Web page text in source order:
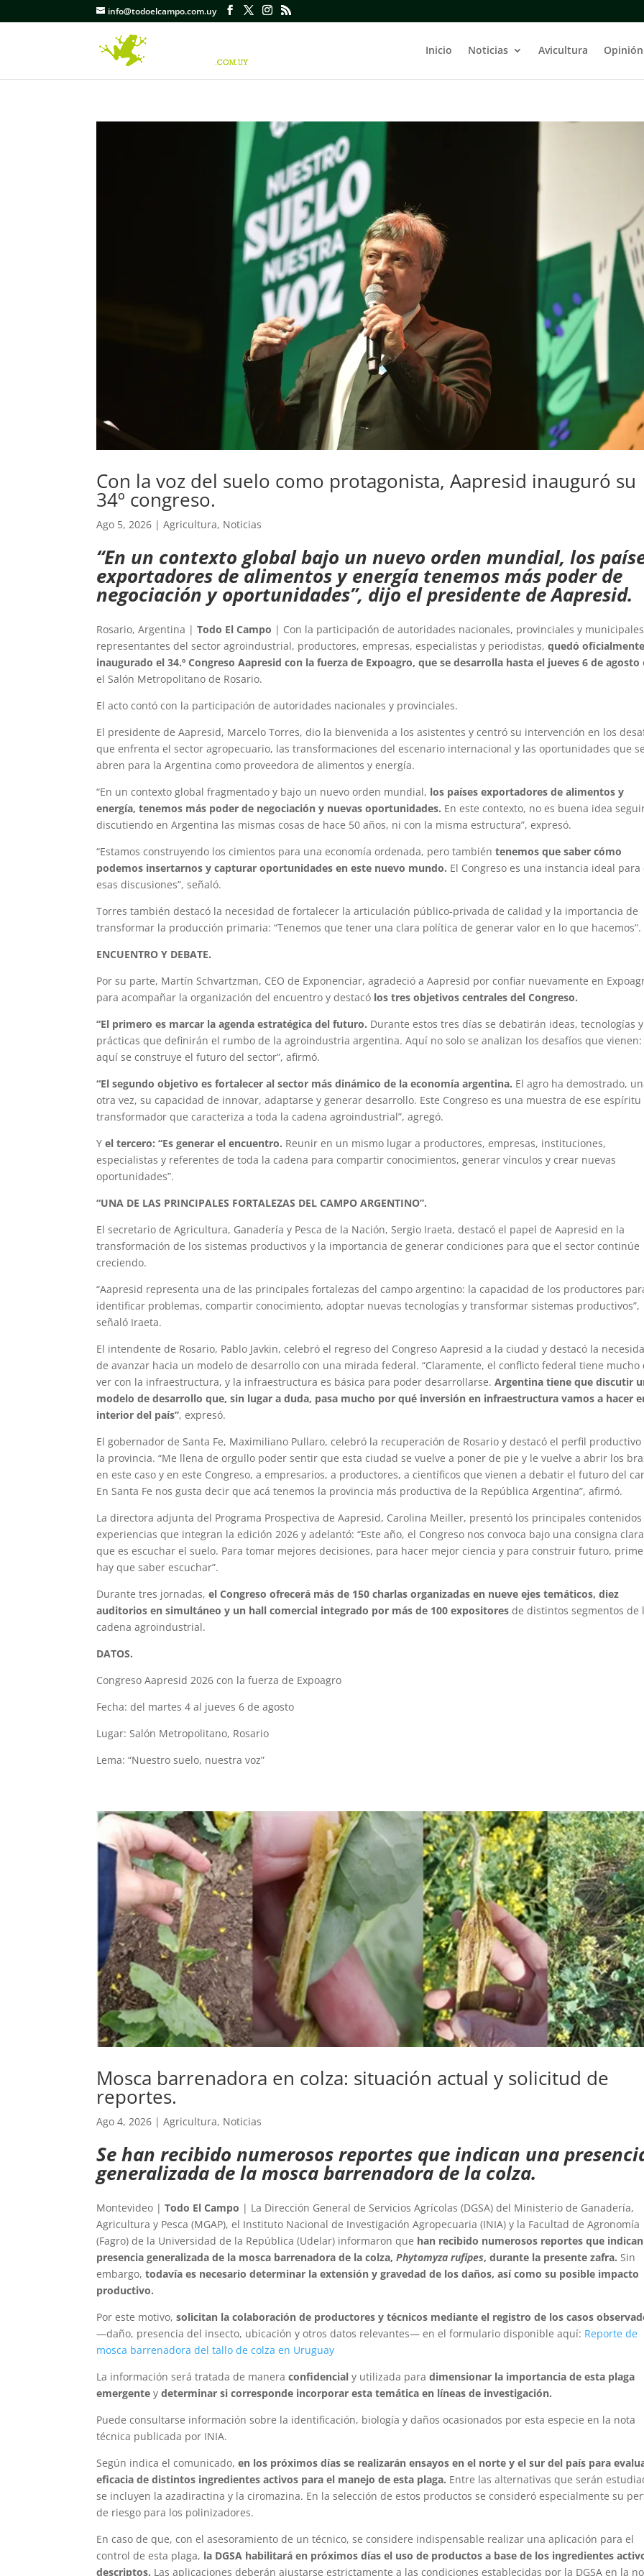
info@todoelcampo.com.uy
Inicio Noticias Avicultura Opinión
Con la voz del suelo como protagonista, Aapresid inauguró su
34º congreso.
Ago 5, 2026 |Agricultura, Noticias
“En un contexto global bajo un nuevo orden mundial, los
exportadores de alimentos y energía tenemos más poder de
negociación y oportunidades”, dijo el presidente de Aapresid.
Rosario, Argentina |Todo El Campo | Con la participación de autoridades nacionales, provinciales y
representantes del sector agroindustrial, productores, empresas, especialistas y periodistas,quedó
inaugurado el 34.º Congreso Aapresid con la fuerza de Expoagro, que se desarrolla hasta el jueves 6 de agosto
el Salón Metropolitano de Rosario.
El acto contó con la participación de autoridades nacionales y provinciales.
El presidente de Aapresid, Marcelo Torres, dio la bienvenida a los asistentes y centró su intervención en los
que enfrenta el sector agropecuario, las transformaciones del escenario internacional y las oportunidades que
abren para la Argentina como proveedora de alimentos y energía.
“En un contexto global fragmentado y bajo un nuevo orden mundial, los países exportadores de alimentos y
energía, tenemos más poder de negociación y nuevas oportunidades. En este contexto, no es buena idea
discutiendo en Argentina las mismas cosas de hace 50 años, ni con la misma estructura”, expresó.
“Estamos construyendo los cimientos para una economía ordenada, pero tambiéntenemos que saber cómo
podemos insertarnos y capturar oportunidades en este nuevo mundo. El Congreso es una instancia ideal para
esas discusiones”, señaló.
Torres también destacó la necesidad de fortalecer la articulación público-privada de calidad y la importancia de
transformar la producción primaria: “Tenemos que tener una clara política de generar valor en lo que hacemos”.
ENCUENTRO Y DEBATE.
Por su parte, Martín Schvartzman, CEO de Exponenciar, agradeció a Aapresid por confiar nuevamente en
para acompañar la organización del encuentro y destacó los tres objetivos centrales del Congreso.
“El primero es marcar la agenda estratégica del futuro. Durante estos tres días se debatirán ideas, tecnologías y
prácticas que definirán el rumbo de la agroindustria argentina. Aquí no solo se analizan los desafíos que vienen:
aquí se construye el futuro del sector”, afirmó.
“El segundo objetivo es fortalecer al sector más dinámico de la economía argentina. El agro ha demostrado,
otra vez, su capacidad de innovar, adaptarse y generar desarrollo. Este Congreso es una muestra de ese espíritu
transformador que caracteriza a toda la cadena agroindustrial”, agregó.
Yel tercero: “Es generar el encuentro. Reunir en un mismo lugar a productores, empresas, instituciones,
especialistas y referentes de toda la cadena para compartir conocimientos, generar vínculos y crear nuevas
oportunidades”.
“UNA DE LAS PRINCIPALES FORTALEZAS DEL CAMPO ARGENTINO”.
El secretario de Agricultura, Ganadería y Pesca de la Nación, Sergio Iraeta, destacó el papel de Aapresid en la
transformación de los sistemas productivos y la importancia de generar condiciones para que el sector continúe
creciendo.
“Aapresid representa una de las principales fortalezas del campo argentino: la capacidad de los productores
identificar problemas, compartir conocimiento, adoptar nuevas tecnologías y transformar sistemas productivos”,
señaló Iraeta.
El intendente de Rosario, Pablo Javkin, celebró el regreso del Congreso Aapresid a la ciudad y destacó la
de avanzar hacia un modelo de desarrollo con una mirada federal. “Claramente, el conflicto federal tiene mucho
ver con la infraestructura, y la infraestructura es básica para poder desarrollarse.Argentina tiene que discutir
modelo de desarrollo que, sin lugar a duda, pasa mucho por qué inversión en infraestructura vamos a hacer
interior del país”, expresó.
El gobernador de Santa Fe, Maximiliano Pullaro, celebró la recuperación de Rosario y destacó el perfil productivo
la provincia. “Me llena de orgullo poder sentir que esta ciudad se vuelve a poner de pie y le vuelve a abrir los
en este caso y en este Congreso, a empresarios, a productores, a científicos que vienen a debatir el futuro del
En Santa Fe nos gusta decir que acá tenemos la provincia más productiva de la República Argentina”, afirmó.
La directora adjunta del Programa Prospectiva de Aapresid, Carolina Meiller, presentó los principales contenidos
experiencias que integran la edición 2026 y adelantó: “Este año, el Congreso nos convoca bajo una consigna
que es escuchar el suelo. Para tomar mejores decisiones, para hacer mejor ciencia y para construir futuro,
hay que saber escuchar”.
Durante tres jornadas,el Congreso ofrecerá más de 150 charlas organizadas en nueve ejes temáticos, diez
auditorios en simultáneo y un hall comercial integrado por más de 100 expositores de distintos segmentos de
cadena agroindustrial.
DATOS.
Congreso Aapresid 2026 con la fuerza de Expoagro
Fecha: del martes 4 al jueves 6 de agosto
Lugar: Salón Metropolitano, Rosario
Lema: “Nuestro suelo, nuestra voz”
Mosca barrenadora en colza: situación actual y solicitud de
reportes.
Ago 4, 2026 |Agricultura, Noticias
Se han recibido numerosos reportes que indican una
generalizada de la mosca barrenadora de la colza.
Montevideo |Todo El Campo | La Dirección General de Servicios Agrícolas (DGSA) del Ministerio de Ganadería,
Agricultura y Pesca (MGAP), el Instituto Nacional de Investigación Agropecuaria (INIA) y la Facultad de Agronomía
(Fagro) de la Universidad de la República (Udelar) informaron que han recibido numerosos reportes que
presencia generalizada de la mosca barrenadora de la colza,Phytomyza rufipes, durante la presente zafra. Sin
embargo,todavía es necesario determinar la extensión y gravedad de los daños, así como su posible impacto
productivo.
Por este motivo,solicitan la colaboración de productores y técnicos mediante el registro de los casos
—daño, presencia del insecto, ubicación y otros datos relevantes— en el formulario disponible aquí: Reporte de
mosca barrenadora del tallo de colza en Uruguay
La información será tratada de maneraconfidencial y utilizada paradimensionar la importancia de esta plaga
emergente ydeterminar si corresponde incorporar esta temática en líneas de investigación.
Puede consultarse información sobre la identificación, biología y daños ocasionados por esta especie en la nota
técnica publicada por INIA.
Según indica el comunicado,en los próximos días se realizarán ensayos en el norte y el sur del país para
eficacia de distintos ingredientes activos para el manejo de esta plaga. Entre las alternativas que serán
se incluyen la azadiractina y la ciromazina. En la selección de estos productos se consideró especialmente su
de riesgo para los polinizadores.
En caso de que, con el asesoramiento de un técnico, se considere indispensable realizar una aplicación para el
control de esta plaga, la DGSA habilitará en próximos días el uso de productos a base de los ingredientes
descriptos. Las aplicaciones deberán ajustarse estrictamente a las condiciones establecidas por la DGSA en la